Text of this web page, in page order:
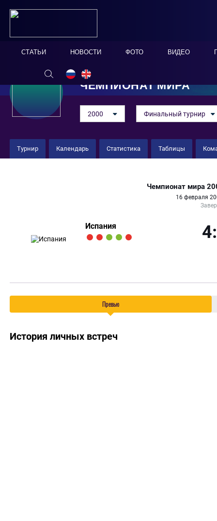
СТАТЬИ НОВОСТИ ФОТО ВИДЕО
ЧЕМПИОНАТ МИРА
2000 Финальный турнир
Турнир Календарь Статистика Таблицы
Чемпионат мира
16 февраля
Испания
Превью
История личных встреч